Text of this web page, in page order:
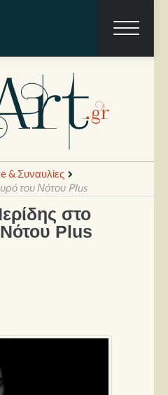
& Συναυλίες
του Νότου Plus
στο
Plus